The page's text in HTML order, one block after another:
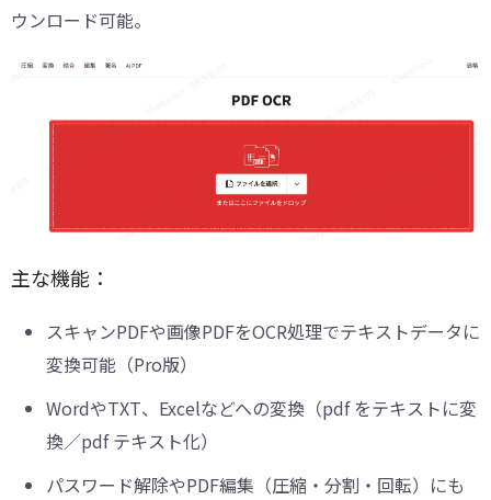
ウンロード可能。
主な機能：
スキャンPDFや画像PDFをOCR処理でテキストデータに
変換可能（Pro版）
WordやTXT、Excelなどへの変換（pdf をテキストに変
換／pdf テキスト化）
パスワード解除やPDF編集（圧縮・分割・回転）にも